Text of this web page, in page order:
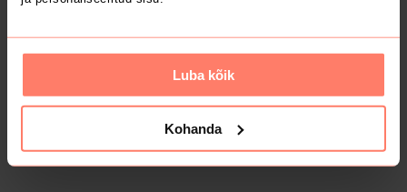
Luba kõik
Kohanda